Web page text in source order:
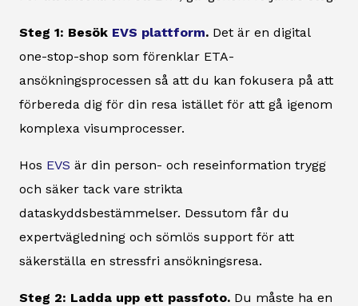
Steg 1: Besök EVS plattform. Det är en digital
one-stop-shop som förenklar ETA-
ansökningsprocessen så att du kan fokusera på att
förbereda dig för din resa istället för att gå igenom
komplexa visumprocesser.
Hos EVS är din person- och reseinformation trygg
och säker tack vare strikta
dataskyddsbestämmelser. Dessutom får du
expertvägledning och sömlös support för att
säkerställa en stressfri ansökningsresa.
Steg 2: Ladda upp ett passfoto. Du måste ha en